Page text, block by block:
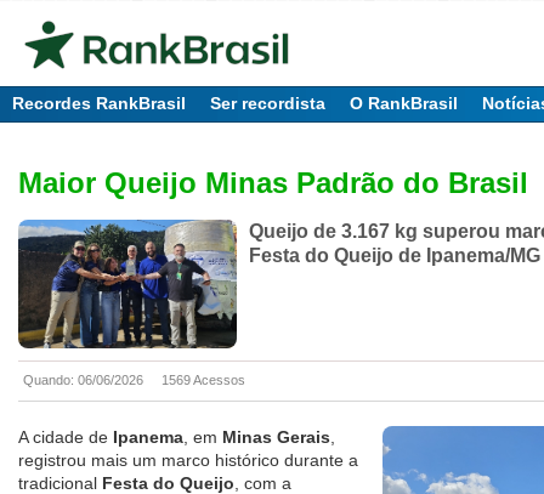
Recordes RankBrasil Ser recordista O RankBrasil
Maior Queijo Minas Padrão do Brasil
Queijo de 3.167 kg superou
Festa do Queijo de Ipanema/MG
Quando: 06/06/2026 1569 Acessos
A cidade de Ipanema , em Minas Gerais
registrou mais um marco histórico durante a
tradicional Festa do Queijo , com a